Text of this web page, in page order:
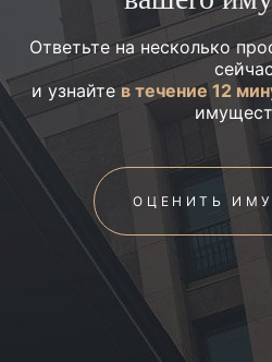
Ответьте на несколько
сейчас
и узнайтев течение 12
ОЦЕНИТЬ